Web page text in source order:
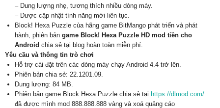
– Dung lượng nhẹ, tương thích nhiều dòng máy.
– Được cập nhật tính năng mới liên tục.
Block! Hexa Puzzle của hãng game BitMango phát triển và phát
hành, phiên bản game Block! Hexa Puzzle HD mod tiền cho
Android chia sẻ tại blog hoàn toàn miễn phí.
Yêu cầu và thông tin trò chơi
Hỗ trợ cài đặt trên các dòng máy chạy Android 4.4 trở lên.
Phiên bản chia sẻ: 22.1201.09.
Dung lượng: 84 MB.
Phiên bản game Block Hexa Puzzle chia sẻ tại https://dlmod.com/
đã được mình mod 888.888.888 vàng và xoá quảng cáo